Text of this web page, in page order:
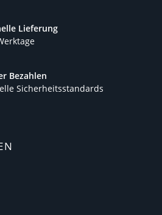
Lieferung
Bezahlen
Sicherheitsstandards